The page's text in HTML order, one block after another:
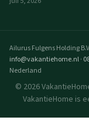
Ailurus Fulgens Holding
info@vakantiehome.nl·
Nederland
© 2026
VakantieHome is